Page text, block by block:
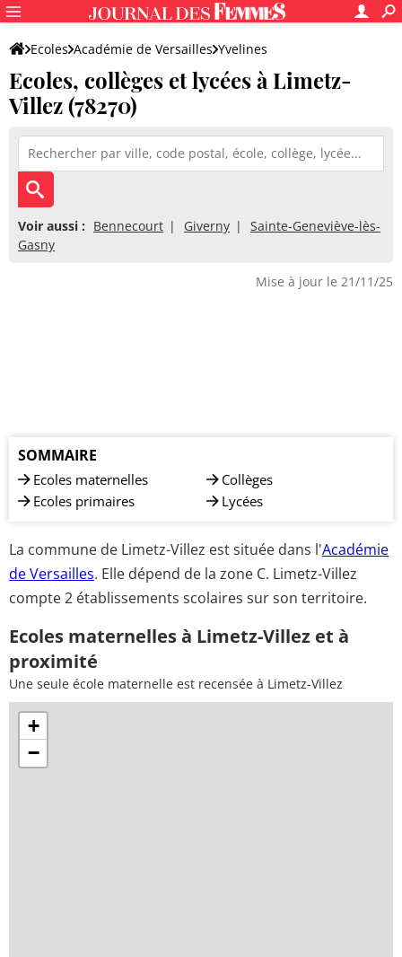
Ecoles Académie de Versailles Yvelines
Ecoles, collèges et lycées à Limetz-
Villez (78270)
Voir aussi : Bennecourt Giverny
Sainte-Geneviève-lès-
Gasny
Mise à jour le 21/11/25
SOMMAIRE
Ecoles maternelles
Ecoles primaires
Collèges
Lycées
La commune de Limetz-Villez est située dans l'Académie
de Versailles. Elle dépend de la zone C. Limetz-Villez
compte 2 établissements scolaires sur son territoire.
Ecoles maternelles à Limetz-Villez et à
proximité
Une seule école maternelle est recensée à Limetz-Villez
+
−